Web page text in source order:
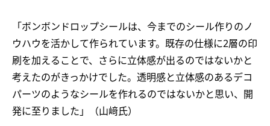
「ボンボンドロップシールは、今までのシール作りのノ
ウハウを活かして作られています。既存の仕様に2層の印
刷を加えることで、さらに立体感が出るのではないかと
考えたのがきっかけでした。透明感と立体感のあるデコ
パーツのようなシールを作れるのではないかと思い、開
発に至りました」（山﨑氏）